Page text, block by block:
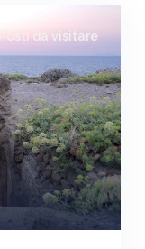
Posti da visitare